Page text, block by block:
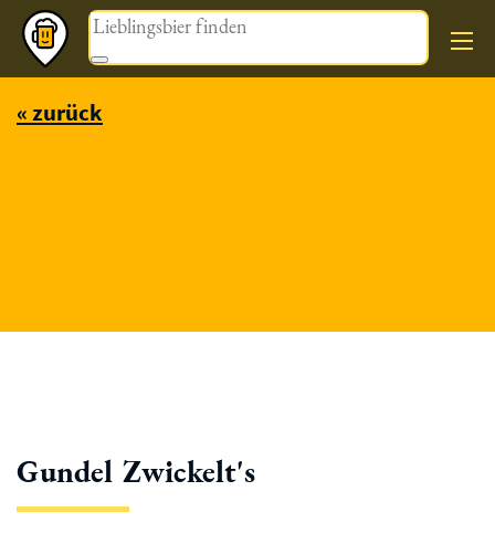
Magazin
« zurück
Gundel Zwickelt's